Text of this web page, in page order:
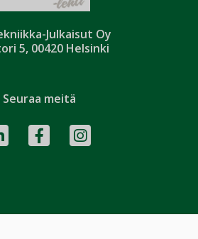
Julkaisut Oy
5, 00420 Helsinki
Seuraa meitä